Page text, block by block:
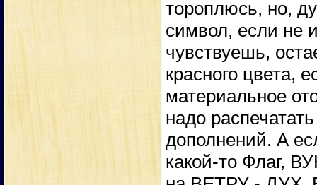
тороплюсь, но,
символ, если не
чувствуешь,
красного цвета,
материальное
надо
дополнений. А
какой-то Флаг,